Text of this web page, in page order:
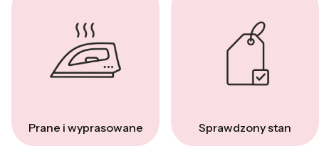
Prane i wyprasowane Sprawdzony stan